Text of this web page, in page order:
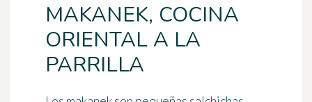
MAKANEK, COCINA
ORIENTAL A LA
PARRILLA